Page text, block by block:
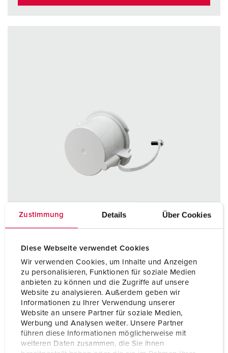
Zustimmung Details Über Cookies
Diese Webseite verwendet Cookies
Wir verwenden Cookies, um Inhalte und Anzeigen
zu personalisieren, Funktionen für soziale Medien
anbieten zu können und die Zugriffe auf unsere
Website zu analysieren. Außerdem geben wir
Informationen zu Ihrer Verwendung unserer
Website an unsere Partner für soziale Medien,
Werbung und Analysen weiter. Unsere Partner
führen diese Informationen möglicherweise mit
weiteren Daten zusammen, die Sie ihnen
Bestelnummer 40787
voor waterdichte contactstoppen,
toestelcontactstoppen en toestelcontactdozen 63 A,
3 p - 5 p
NAAR HET PRODUCT